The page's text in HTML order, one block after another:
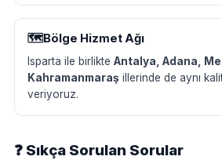
🗺️Bölge Hizmet Ağı
Isparta ile birlikte Antalya, Adana,
Kahramanmaraş illerinde de aynı
veriyoruz.
❓ Sıkça Sorulan Sorular